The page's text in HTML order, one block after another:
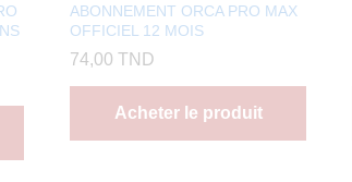
ABONNEMENT ORCA PRO MAX
OFFICIEL 12 MOIS
74,00TND
Acheter le produit